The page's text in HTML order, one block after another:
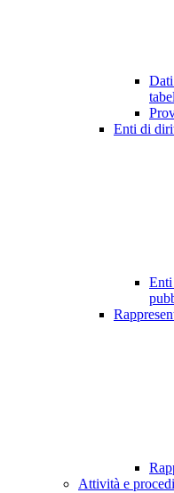
Enti di
Attività e